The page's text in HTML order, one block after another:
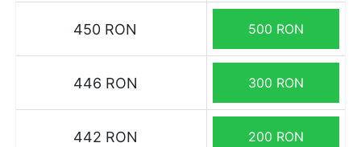
450 RON 500 RON
446 RON 300 RON
442 RON 200 RON